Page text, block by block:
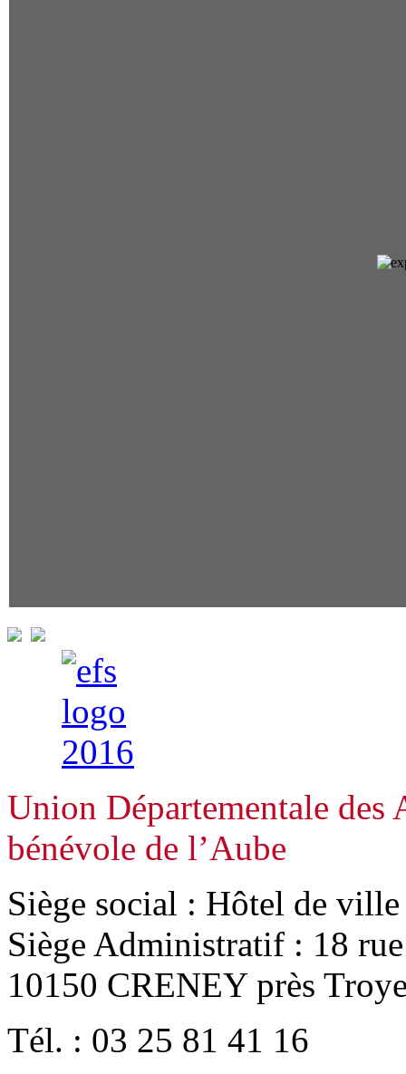
Union Départementale des
bénévole de l’Aube
Siège social : Hôtel de
Siège Administratif : 18 rue
10150 CRENEY près
Tél. : 03 25 81 41 16